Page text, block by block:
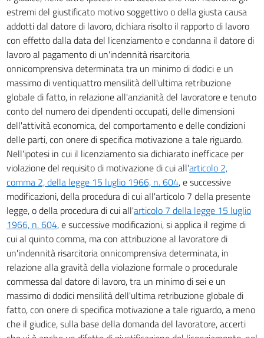
estremi del giustificato motivo soggettivo o della giusta causa
addotti dal datore di lavoro, dichiara risolto il rapporto di lavoro
con effetto dalla data del licenziamento e condanna il datore di
lavoro al pagamento di un'indennità risarcitoria
onnicomprensiva determinata tra un minimo di dodici e un
massimo di ventiquattro mensilità dell'ultima retribuzione
globale di fatto, in relazione all'anzianità del lavoratore e tenuto
conto del numero dei dipendenti occupati, delle dimensioni
dell'attività economica, del comportamento e delle condizioni
delle parti, con onere di specifica motivazione a tale riguardo.
Nell'ipotesi in cui il licenziamento sia dichiarato inefficace per
violazione del requisito di motivazione di cui all'articolo 2,
comma 2, della legge 15 luglio 1966, n. 604, e successive
modificazioni, della procedura di cui all'articolo 7 della presente
legge, o della procedura di cui all'articolo 7 della legge 15 luglio
1966, n. 604, e successive modificazioni, si applica il regime di
cui al quinto comma, ma con attribuzione al lavoratore di
un'indennità risarcitoria onnicomprensiva determinata, in
relazione alla gravità della violazione formale o procedurale
commessa dal datore di lavoro, tra un minimo di sei e un
massimo di dodici mensilità dell'ultima retribuzione globale di
fatto, con onere di specifica motivazione a tale riguardo, a meno
che il giudice, sulla base della domanda del lavoratore, accerti